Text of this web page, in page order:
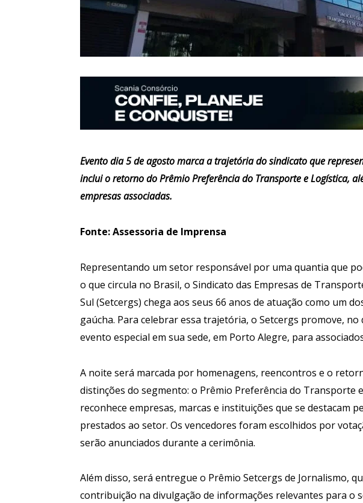
Evento dia 5 de agosto marca a trajetória do sindicato que
inclui o retorno do Prêmio Preferência do Transporte e Logística,
empresas associadas.
Fonte: Assessoria de Imprensa
Representando um setor responsável por uma quantia que
o que circula no Brasil, o Sindicato das Empresas de
Sul (Setcergs) chega aos seus 66 anos de atuação como um
gaúcha. Para celebrar essa trajetória, o Setcergs promove, no
evento especial em sua sede, em Porto Alegre, para
A noite será marcada por homenagens, reencontros e o
distinções do segmento: o Prêmio Preferência do Transporte
reconhece empresas, marcas e instituições que se destacam
prestados ao setor. Os vencedores foram escolhidos por
serão anunciados durante a cerimônia.
Além disso, será entregue o Prêmio Setcergs de Jornalismo,
contribuição na divulgação de informações relevantes para o